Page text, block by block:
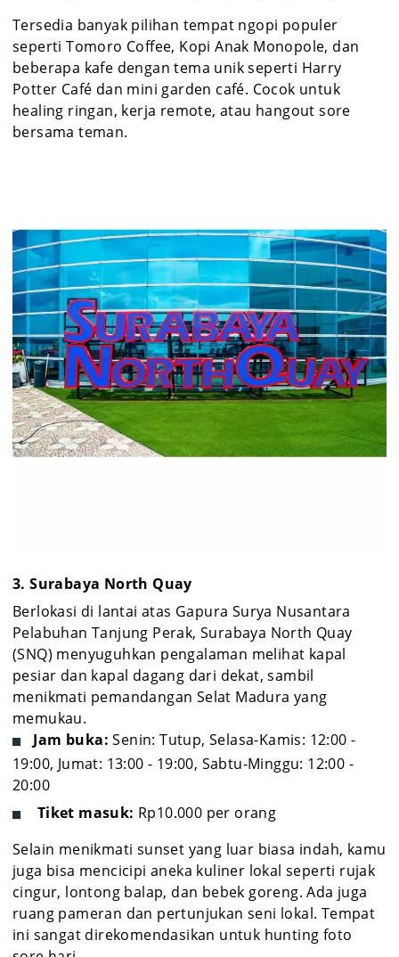
Tersedia banyak pilihan tempat ngopi populer
seperti Tomoro Coffee, Kopi Anak Monopole, dan
beberapa kafe dengan tema unik seperti Harry
Potter Café dan mini garden café. Cocok untuk
healing ringan, kerja remote, atau hangout sore
bersama teman.
3. Surabaya North Quay
Berlokasi di lantai atas Gapura Surya Nusantara
Pelabuhan Tanjung Perak, Surabaya North Quay
(SNQ) menyuguhkan pengalaman melihat kapal
pesiar dan kapal dagang dari dekat, sambil
menikmati pemandangan Selat Madura yang
memukau.
Jam buka:Senin: Tutup, Selasa-Kamis: 12:00 -
19:00, Jumat: 13:00 - 19:00, Sabtu-Minggu: 12:00 -
20:00
Tiket masuk: Rp10.000 per orang
Selain menikmati sunset yang luar biasa indah, kamu
juga bisa mencicipi aneka kuliner lokal seperti rujak
cingur, lontong balap, dan bebek goreng. Ada juga
ruang pameran dan pertunjukan seni lokal. Tempat
ini sangat direkomendasikan untuk hunting foto